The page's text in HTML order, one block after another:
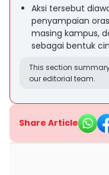
Aksi tersebut
penyampaian
masing kampus,
sebagai bentuk
This section
our editorial team.
Share Article